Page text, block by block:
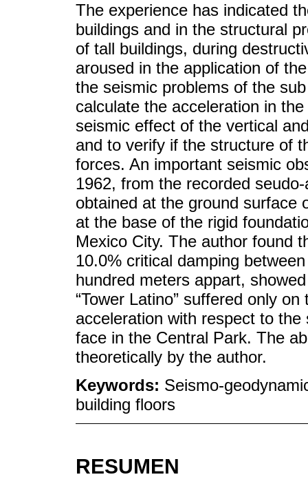
The experience has indicated
buildings and in the structural
of tall buildings, during
aroused in the application of
the seismic problems of the
calculate the acceleration in
seismic effect of the vertical
and to verify if the structure of
forces. An important seismic
1962, from the recorded
obtained at the ground surface
at the base of the rigid
Mexico City. The author found
10.0% critical damping
hundred meters appart,
“Tower Latino” suffered only
acceleration with respect to
face in the Central Park. The
theoretically by the author.
Keywords: Seismo-
building floors
RESUMEN